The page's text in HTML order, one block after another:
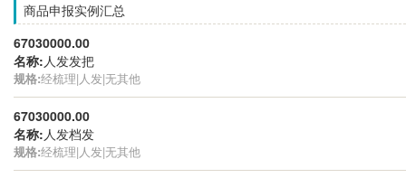
商品申报实例汇总
67030000.00
名称: 人发发把
规格:经梳理|人发|无其他
67030000.00
名称: 人发档发
规格:经梳理|人发|无其他